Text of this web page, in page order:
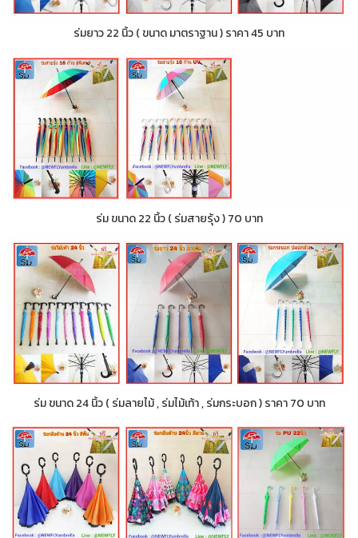
ร่มยาว 22 นิ้ว ( ขนาด มาตราฐาน ) ราคา 45 บาท
ร่ม ขนาด 22 นิ้ว ( ร่มสายรุ้ง ) 70 บาท
ร่ม ขนาด 24 นิ้ว ( ร่มลายไม้ , ร่มไม้เท้า , ร่มกระบอก ) ราคา 70 บาท